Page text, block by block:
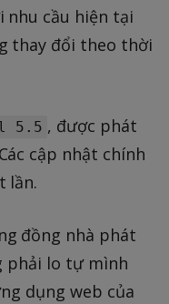
nhu cầu hiện tại
thay đổi theo thời
5.5 , được phát
cập nhật chính
lần.
đồng nhà phát
phải lo tự mình
dụng web của